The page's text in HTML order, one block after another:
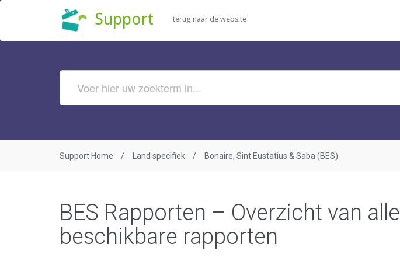
Support terug naar de website
Support Home Land specifiek Bonaire, Sint Eustatius & Saba (BES)
BES Rapporten – Overzicht van alle
beschikbare rapporten